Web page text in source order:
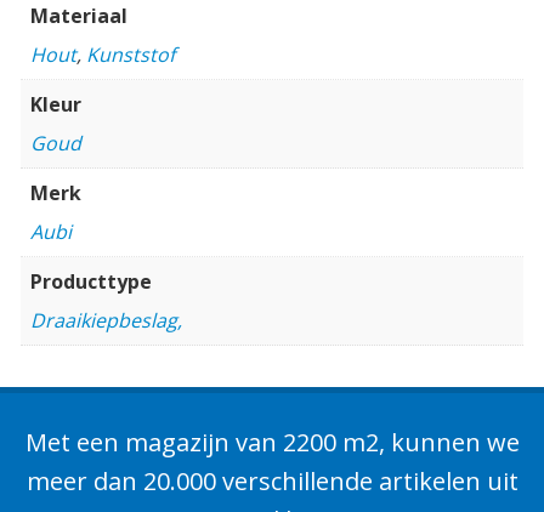
Materiaal
Hout, Kunststof
Kleur
Goud
Merk
Aubi
Producttype
Draaikiepbeslag,
Met een magazijn van 2200 m2, kunnen we
meer dan 20.000 verschillende artikelen uit